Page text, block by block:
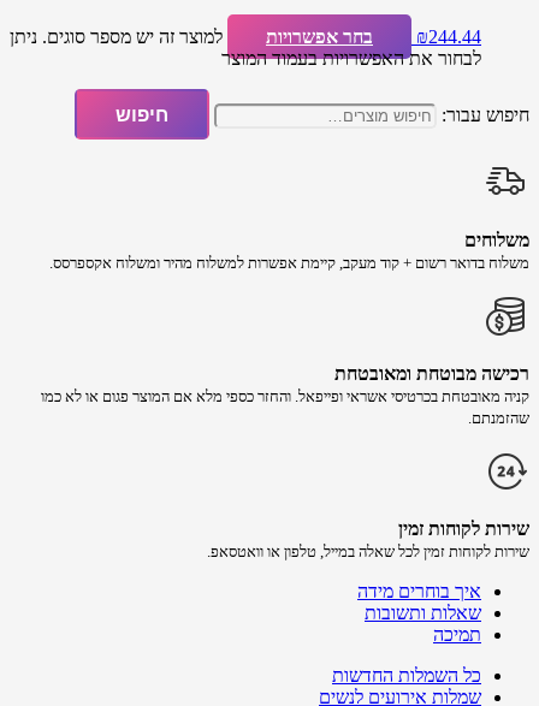
₪244.44 בחר אפשרויות
למוצר זה יש מספר סוגים. ניתן
לבחור את האפשרויות בעמוד המוצר
חיפוש עבור: חיפוש
משלוחים
משלוח​ ב​דואר רשום + קוד מעקב​​, קיימת אפשרות למשלוח מהיר​ ומשלוח אקספרסס.
רכישה​ מבוטחת ​ומאובטחת
קניה מאובטחת בכרטיסי אשראי ופייפאל. והחזר כספי מלא אם המוצר פגום או לא כמו
שהזמנתם.
שירות לקוחות זמין
שירות לקוחות זמין לכל שאלה במייל, טלפון או וואטסאפ.
איך בוחרים מידה
שאלות ותשובות
תמיכה
כל השמלות החדשות
שמלות אירועים לנשים